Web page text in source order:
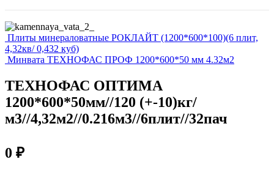
Плиты минераловатные РОКЛАЙТ (1200*600*100)(6 плит,
4,32кв/ 0,432 куб)
Минвата ТЕХНОФАС ПРОФ 1200*600*50 мм 4.32м2
ТЕХНОФАС ОПТИМА
1200*600*50мм//120 (+-10)кг/
м3//4,32м2//0.216м3//6плит//32пач
0 ₽